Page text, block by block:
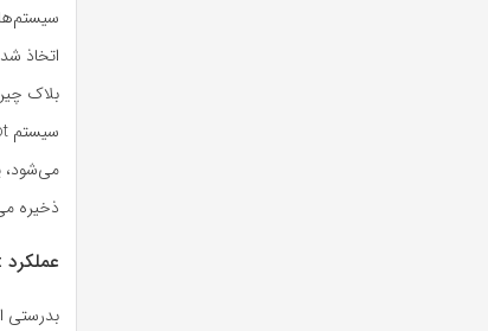
اتخاذ
بلاک
می‌شود،
ذخیره
عملکرد Honeypot در ماشین مجازی اتریوم
بدرستی